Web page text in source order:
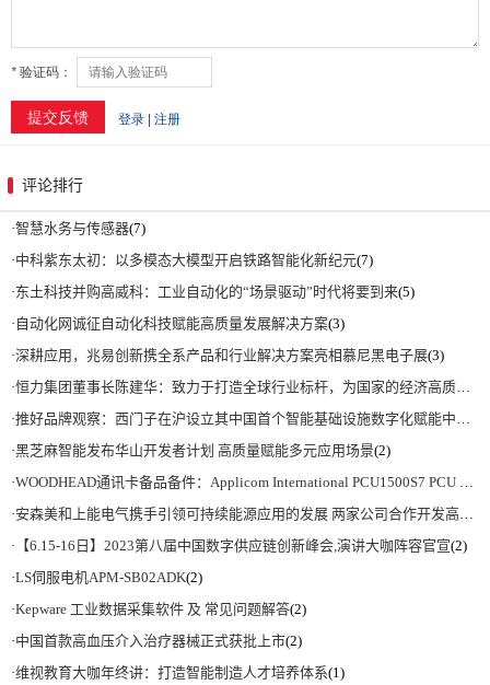
评论排行
·智慧水务与传感器(7)
·中科紫东太初：以多模态大模型开启铁路智能化新纪元(7)
·东土科技并购高威科：工业自动化的“场景驱动”时代将要到来(5)
· 自动化网诚征自动化科技赋能高质量发展解决方案(3)
·深耕应用，兆易创新携全系产品和行业解决方案亮相慕尼黑电子展(3)
·恒力集团董事长陈建华：致力于打造全球行业标杆，为国家的经济高质量发展贡献更大力量|上海电气集团党委书记、董事长吴磊来访
·推好品牌观察：西门子在沪设立其中国首个智能基础设施数字化赋能中心
·黑芝麻智能发布华山开发者计划 高质量赋能多元应用场景(2)
·WOODHEAD通讯卡备品备件：Applicom International PCU1500S7 PCU 1500 S7 V4.5.0
·安森美和上能电气携手引领可持续能源应用的发展 两家公司合作开发高性能储能和太阳能组串式逆变器方案 以实现可持续的未来
· 【6.15-16日】2023第八届中国数字供应链创新峰会,演讲大咖阵容官宣(2)
·LS伺服电机APM-SB02ADK(2)
·Kepware 工业数据采集软件 及 常见问题解答(2)
·中国首款高血压介入治疗器械正式获批上市(2)
·维视教育大咖年终讲：打造智能制造人才培养体系(1)